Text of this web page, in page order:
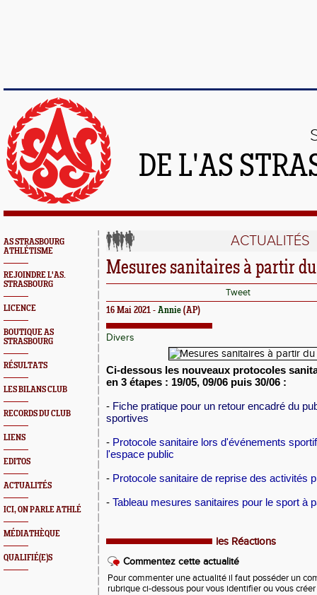
DE L'AS
AS STRASBOURG
ATHLÉTISME
REJOINDRE L'AS.
STRASBOURG
LICENCE
BOUTIQUE AS
STRASBOURG
RÉSULTATS
LES BILANS CLUB
RECORDS DU CLUB
LIENS
EDITOS
ACTUALITÉS
ICI, ON PARLE ATHLÉ
MÉDIATHÈQUE
QUALIFIÉ(E)S
ACTUALITÉS
Mesures sanitaires à partir
Tweet
16 Mai 2021 - Annie (AP)
Divers
Ci-dessous les nouveaux protocoles
en 3 étapes : 19/05, 09/06 puis 30/06 :
- Fiche pratique pour un retour encadré du
sportives
- Protocole sanitaire lors d'événements
l'espace public
- Protocole sanitaire de reprise des activités
- Tableau mesures sanitaires pour le sport à
les Réactions
Commentez cette actualité
Pour commenter une actualité il faut posséder un
rubrique ci-dessous pour vous identifier ou vous